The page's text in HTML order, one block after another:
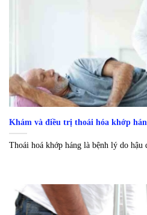
Khám và điều trị thoái hóa khớp
Thoái hoá khớp háng là bệnh lý do